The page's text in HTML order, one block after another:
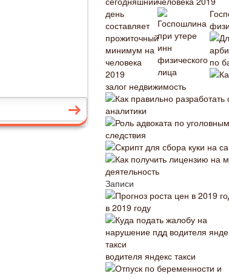
по
залог недвижимость
Как правильно разработать
аналитики
Роль адвоката по
следствия
Скрипт для сбора куки на
Как получить лицензию на
деятельность
Записи
в 2019 году
водителя яндекс такси